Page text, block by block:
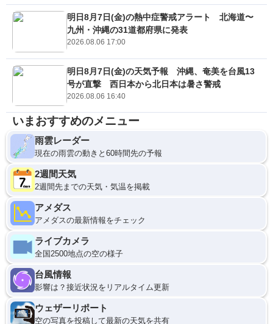
明日8月7日(金)の熱中症警戒アラート 北海道〜
九州・沖縄の31道都府県に発表
2026.08.06 17:00
明日8月7日(金)の天気予報 沖縄、奄美を台風13
号が直撃 西日本から北日本は暑さ警戒
2026.08.06 16:40
いまおすすめのメニュー
雨雲レーダー
現在の雨雲の動きと60時間先の予報
2週間天気
2週間先までの天気・気温を掲載
アメダス
アメダスの最新情報をチェック
ライブカメラ
全国2500地点の空の様子
台風情報
影響は？接近状況をリアルタイム更新
ウェザーリポート
空の写真を投稿して最新の天気を共有